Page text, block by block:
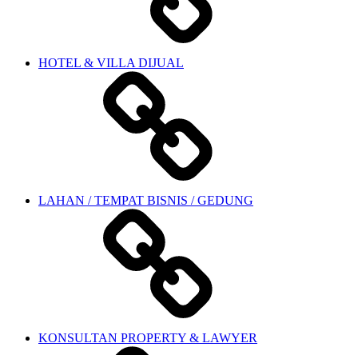
HOTEL & VILLA DIJUAL
LAHAN / TEMPAT BISNIS / GEDUNG
KONSULTAN PROPERTY & LAWYER